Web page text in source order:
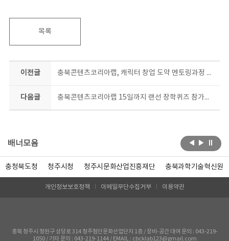
목록
이전글 충북콘텐츠코리아랩, 캐릭터 창업 도약 멘토링과정 참여자 모집
다음글 충북콘텐츠코리아랩 15일까지 랜선 장학퀴즈 참가자 모집
배너모음
충청북도청 청주시청 청주시문화산업진흥재단 충북과학기술혁신원
개인정보보호정책 이메일무단수집거부 이용약관
충북 청주시 청원구 상당로 314 청주첨단문화산업단지 1층 / 장비-공간 대여 문의 : 043-219-
1050 / 기타 문의 : 043-219-1144 / EMAIL : cbcklab123@gmail.com